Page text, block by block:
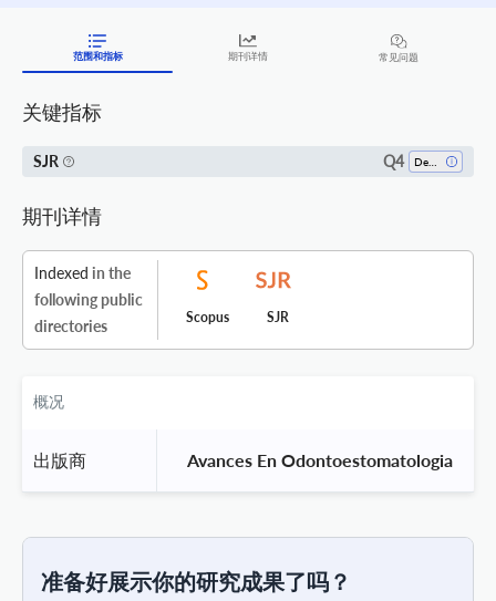
范围和指标 期刊详情 常见问题
关键指标
SJR Q4
期刊详情
Indexed in the
following public
directories
Scopus SJR
概况
出版商 Avances En Odontoestomatologia
准备好展示你的研究成果了吗？